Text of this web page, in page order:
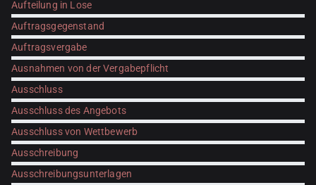
Aufteilung in Lose
Auftragsgegenstand
Auftragsvergabe
Ausnahmen von der Vergabepflicht
Ausschluss
Ausschluss des Angebots
Ausschluss von Wettbewerb
Ausschreibung
Ausschreibungsunterlagen